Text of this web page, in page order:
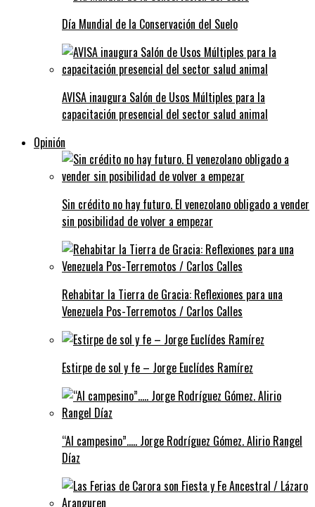
Día Mundial de la Conservación del Suelo
AVISA inaugura Salón de Usos Múltiples para la
capacitación presencial del sector salud animal
Opinión
Sin crédito no hay futuro. El venezolano obligado a vender
sin posibilidad de volver a empezar
Rehabitar la Tierra de Gracia: Reflexiones para una
Venezuela Pos-Terremotos / Carlos Calles
Estirpe de sol y fe – Jorge Euclídes Ramírez
“Al campesino”….. Jorge Rodríguez Gómez. Alirio Rangel
Díaz